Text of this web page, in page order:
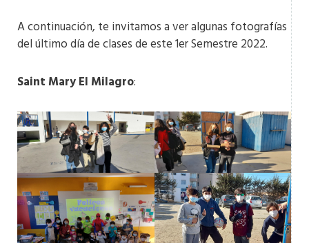
A continuación, te invitamos a ver algunas fotografías
del último día de clases de este 1er Semestre 2022.
Saint Mary El Milagro: